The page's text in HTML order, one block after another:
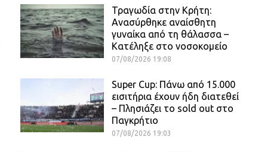
Τραγωδία στην Κρήτη:
Ανασύρθηκε αναίσθητη
γυναίκα από τη θάλασσα –
Κατέληξε στο νοσοκομείο
07/08/2026 19:08
Super Cup: Πάνω από 15.000
εισιτήρια έχουν ήδη διατεθεί
– Πλησιάζει το sold out στο
Παγκρήτιο
07/08/2026 19:03